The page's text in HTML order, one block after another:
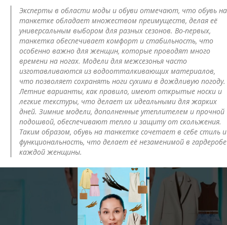
Эксперты в области моды и обуви отмечают, что обувь на
танкетке обладает множеством преимуществ, делая её
универсальным выбором для разных сезонов. Во-первых,
танкетка обеспечивает комфорт и стабильность, что
особенно важно для женщин, которые проводят много
времени на ногах. Модели для межсезонья часто
изготавливаются из водоотталкивающих материалов,
что позволяет сохранять ноги сухими в дождливую погоду.
Летние варианты, как правило, имеют открытые носки и
легкие текстуры, что делает их идеальными для жарких
дней. Зимние модели, дополненные утеплителем и прочной
подошвой, обеспечивают тепло и защиту от скольжения.
Таким образом, обувь на танкетке сочетает в себе стиль и
функциональность, что делает её незаменимой в гардеробе
каждой женщины.